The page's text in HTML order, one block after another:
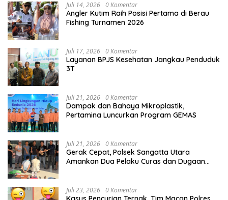
Juli 14, 2026 0 Komentar
Angler Kutim Raih Posisi Pertama di Berau
Fishing Turnamen 2026
Juli 17, 2026 0 Komentar
Layanan BPJS Kesehatan Jangkau Penduduk
3T
Juli 21, 2026 0 Komentar
Dampak dan Bahaya Mikroplastik,
Pertamina Luncurkan Program GEMAS
Juli 21, 2026 0 Komentar
Gerak Cepat, Polsek Sangatta Utara
Amankan Dua Pelaku Curas dan Dugaan
Juli 23, 2026 0 Komentar